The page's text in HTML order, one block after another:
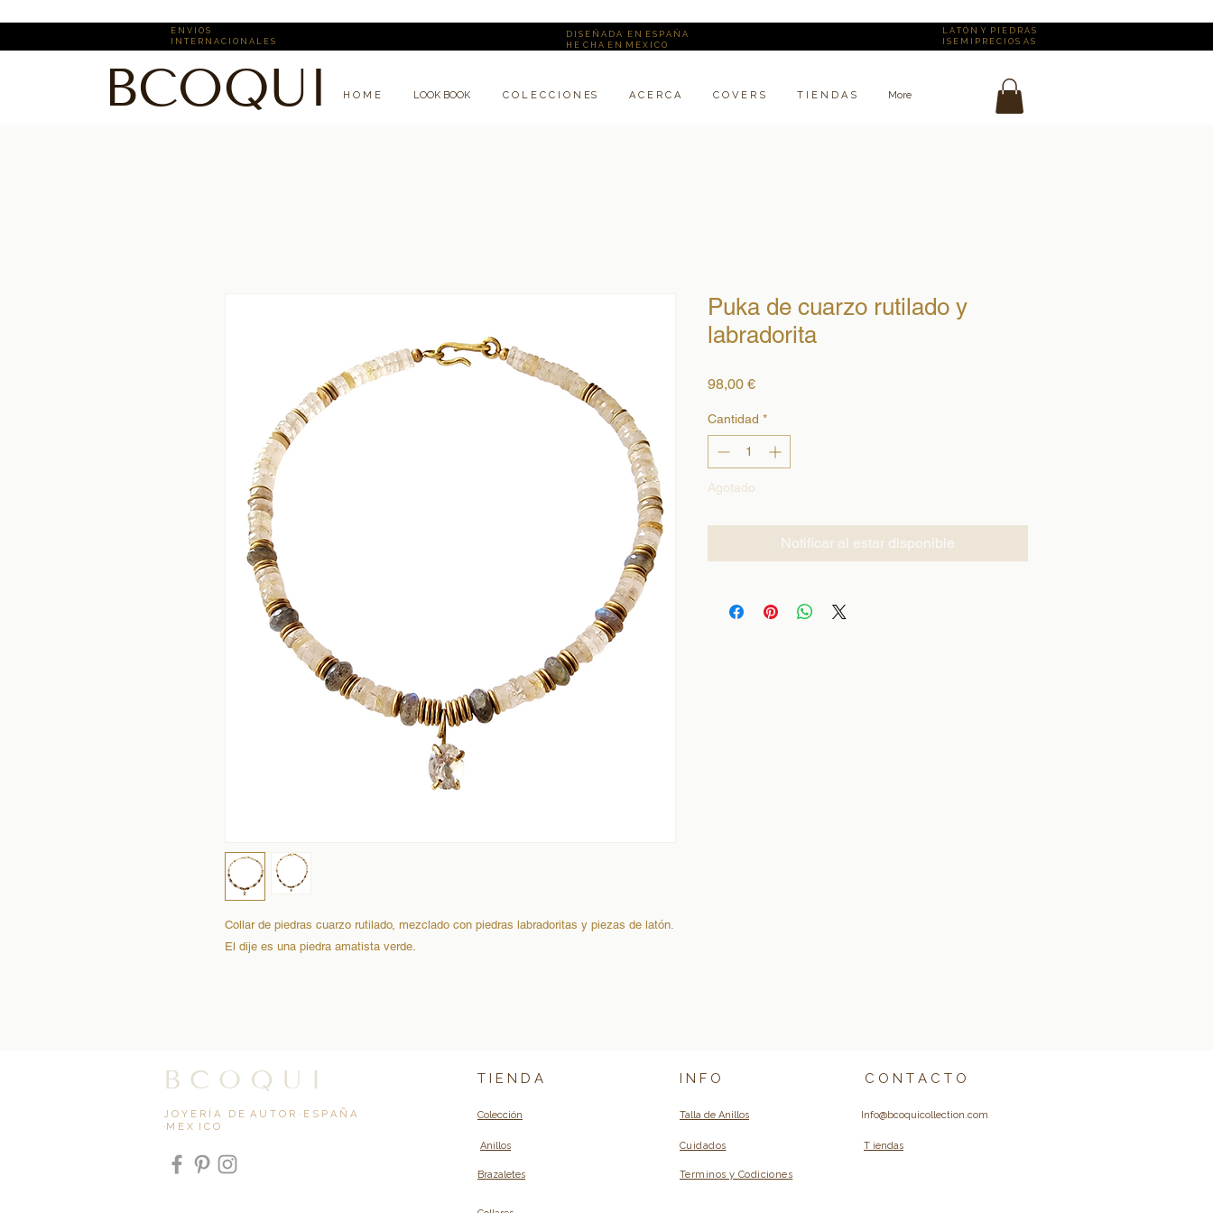
E N V I O S ​
I N T E R N A C I O N A L E S
D I S E Ñ A D A E N E S P A Ñ A
H E C H A E N M E X I C O
L A T Ó N Y P I E D R A S
I S E M I P R E C I O S A S
H O M E LOOK BOOK C O L E C C I O N ES A C E R C A C O V E R S T I E N D A S More
BCOQUI
Collar de piedras cuarzo rutilado, mezclado con piedras labradoritas y piezas de latón.
El dije es una piedra amatista verde.
Puka de cuarzo rutilado y
labradorita
98,00 €Precio
Cantidad *
Agotado
Notificar al estar disponible
B C O Q U I T I E N D A
J O Y E R Í A D E A U T O R · E S P A Ñ A
·M E X I C O
Colección
Anillos
Brazaletes
I N F O
Talla de Anillos
Cuidados
C O N T A C T O
Info@bcoquicollection.com
T iendas
Terminos y Codiciones